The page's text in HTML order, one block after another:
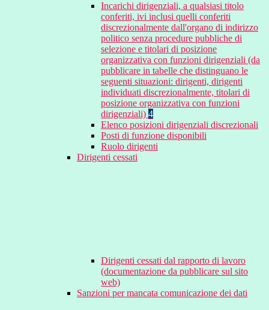
Incarichi dirigenziali, a qualsiasi titolo
conferiti, ivi inclusi quelli conferiti
discrezionalmente dall'organo di indirizzo
politico senza procedure pubbliche di
selezione e titolari di posizione
organizzativa con funzioni dirigenziali (da
pubblicare in tabelle che distinguano le
seguenti situazioni: dirigenti, dirigenti
individuati discrezionalmente, titolari di
posizione organizzativa con funzioni
dirigenziali) 4
Elenco posizioni dirigenziali discrezionali
Posti di funzione disponibili
Ruolo dirigenti
Dirigenti cessati
Dirigenti cessati dal rapporto di lavoro
(documentazione da pubblicare sul sito
web)
Sanzioni per mancata comunicazione dei dati